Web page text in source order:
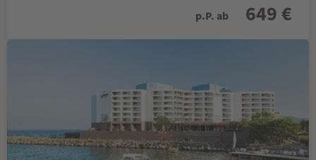
p.P. ab 649 €